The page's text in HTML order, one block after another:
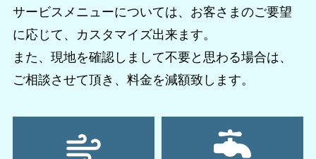
サービスメニューについては、お客さまのご要望
に応じて、カスタマイズ出来ます。
また、現地を確認しまして不要と思わる場合は、
ご相談させて頂き、料金を減額致します。